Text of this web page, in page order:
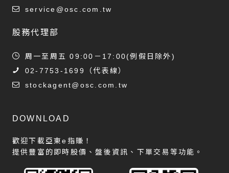
service@osc.com.tw
股務代理部
周一至周五 09:00－17:00(例假日除外)
02-7753-1699
（代表線）
stockagent@osc.com.tw
DOWNLOAD
歡迎下載亞東e指賺！
提供豐富的即時股價、盤後資訊、下單交易等功能。